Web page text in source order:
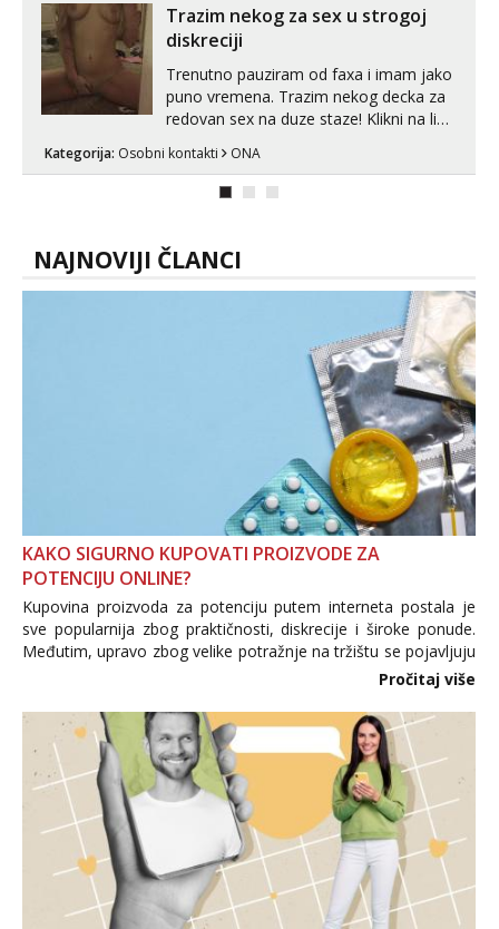
link ispod i nadji me tamo, cekam te!
Trazim nekog za sex u strogoj
diskreciji
Trenutno pauziram od faxa i imam jako
puno vremena. Trazim nekog decka za
redovan sex na duze staze! Klikni na link
Kategorija: Osobni kontakti ONA
NAJNOVIJI ČLANCI
KAKO SIGURNO KUPOVATI PROIZVODE ZA
POTENCIJU ONLINE?
Kupovina proizvoda za potenciju putem interneta postala je
sve popularnija zbog praktičnosti, diskrecije i široke ponude.
Međutim, upravo zbog velike potražnje na tržištu se pojavljuju
i brojni krivotvoreni proizvodi, nepouzdane internetske
Pročitaj više